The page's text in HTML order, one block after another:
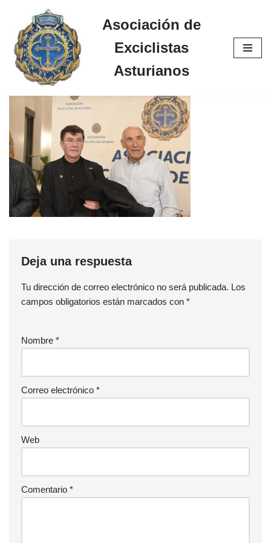
Saltar
al
contenido
Asociación de
Exciclistas
Asturianos
Deja una respuesta
Tu dirección de correo electrónico no será publicada. Los
campos obligatorios están marcados con *
Nombre *
Correo electrónico *
Web
Comentario *